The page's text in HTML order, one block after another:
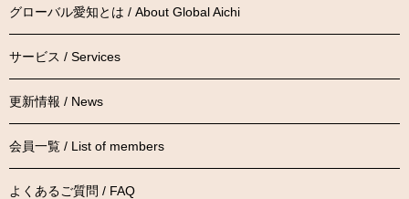
グローバル愛知とは / About Global Aichi
サービス / Services
更新情報 / News
会員一覧 / List of members
よくあるご質問 / FAQ